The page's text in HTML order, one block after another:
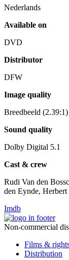
Nederlands
Available on
DVD
Distributor
DFW
Image quality
Breedbeeld (2.39:1)
Sound quality
Dolby Digital 5.1
Cast & crew
Rudi Van den
den Eynde,
Imdb
Non-commercial
Films &
Distribution